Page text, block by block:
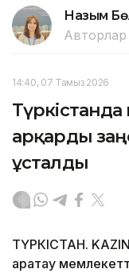
Назым
Авторлар
14:40, 07 Тамыз 2026
Түркістанда
арқарды
ұсталды
ТҮРКІСТАН.
Қаратау